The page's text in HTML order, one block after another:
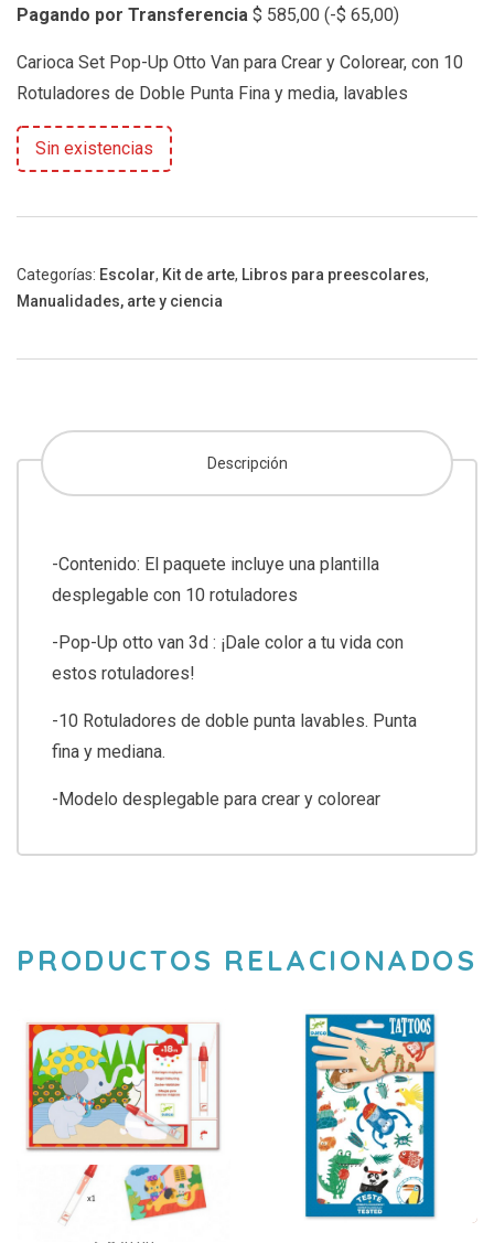
Pagando por Transferencia $ 585,00 (-$ 65,00)
Carioca Set Pop-Up Otto Van para Crear y Colorear, con 10
Rotuladores de Doble Punta Fina y media, lavables
Sin existencias
Categorías: Escolar, Kit de arte, Libros para preescolares,
Manualidades, arte y ciencia
Descripción
-Contenido: El paquete incluye una plantilla
desplegable con 10 rotuladores
-Pop-Up otto van 3d : ¡Dale color a tu vida con
estos rotuladores!
-10 Rotuladores de doble punta lavables. Punta
fina y mediana.
-Modelo desplegable para crear y colorear
PRODUCTOS RELACIONADOS
Laminas para colorear con
agua Djeco